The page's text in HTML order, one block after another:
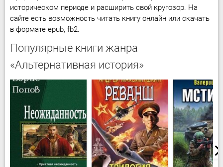
историческом периоде и расширить свой кругозор. На
сайте есть возможность читать книгу онлайн или скачать
в формате epub, fb2.
Популярные книги жанра
«Альтернативная история»